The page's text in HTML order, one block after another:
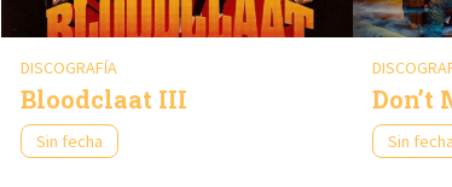
DISCOGRAFÍA
Bloodclaat III
Sin fecha
Don’t
Sin fecha